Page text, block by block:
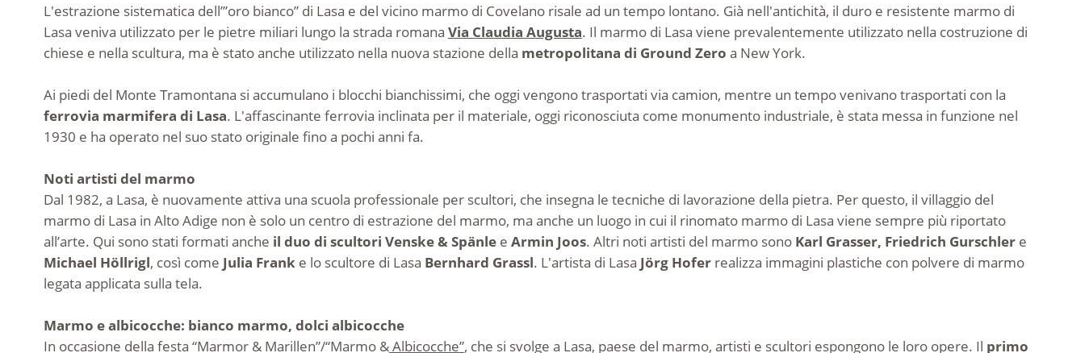
L'estrazione sistematica dell’”oro bianco” di Lasa e del vicino marmo di Covelano risale ad un tempo lontano. Già nell'antichità, il duro e resistente marmo di
Lasa veniva utilizzato per le pietre miliari lungo la strada romana Via Claudia Augusta. Il marmo di Lasa viene prevalentemente utilizzato nella costruzione di
chiese e nella scultura, ma è stato anche utilizzato nella nuova stazione della metropolitana di Ground Zero a New York.
Ai piedi del Monte Tramontana si accumulano i blocchi bianchissimi, che oggi vengono trasportati via camion, mentre un tempo venivano trasportati con la
ferrovia marmifera di Lasa. L'affascinante ferrovia inclinata per il materiale, oggi riconosciuta come monumento industriale, è stata messa in funzione nel
1930 e ha operato nel suo stato originale fino a pochi anni fa.
Noti artisti del marmo
Dal 1982, a Lasa, è nuovamente attiva una scuola professionale per scultori, che insegna le tecniche di lavorazione della pietra. Per questo, il villaggio del
marmo di Lasa in Alto Adige non è solo un centro di estrazione del marmo, ma anche un luogo in cui il rinomato marmo di Lasa viene sempre più riportato
all’arte. Qui sono stati formati anche il duo di scultori Venske & Spänlee Armin Joos. Altri noti artisti del marmo sonoKarl Grasser, Friedrich Gurschlere
Michael Höllrigl, così come Julia Franke lo scultore di Lasa Bernhard Grassl. L'artista di Lasa Jörg Hofer realizza immagini plastiche con polvere di marmo
legata applicata sulla tela.
Marmo e albicocche: bianco marmo, dolci albicocche
In occasione della festa “Marmor & Marillen”/“Marmo &Albicocche”, che si svolge a Lasa, paese del marmo, artisti e scultori espongono le loro opere. Il primo